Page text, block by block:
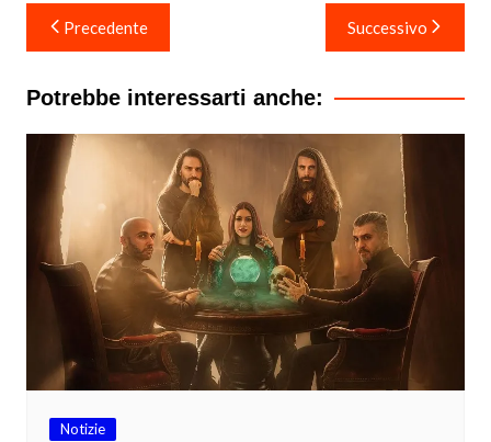
Navigazione
articoli
Precedente Successivo
Potrebbe interessarti anche:
Notizie